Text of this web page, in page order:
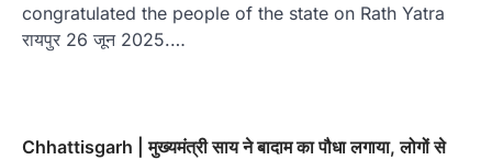
congratulated the people of the state on Rath Yatra
रायपुर 26 जून 2025.…
Chhattisgarh | मुख्यमंत्री साय ने बादाम का पौधा लगाया, लोगों से